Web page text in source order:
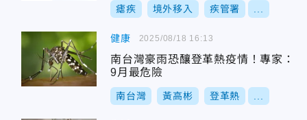
瘧疾 境外移入 疾管署
健康
南台灣豪雨恐釀登革熱疫情！專家：
9月最危險
南台灣 黃高彬 登革熱
2025/08/18 16:13